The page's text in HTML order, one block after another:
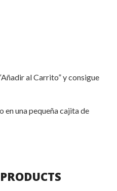
al Carrito” y consigue
una pequeña cajita de